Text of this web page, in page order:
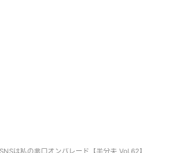
は私の悪口オンパレード【半分夫 Vol.62】